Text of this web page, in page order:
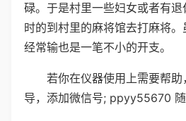
碌。于是村里一些妇女或者有
时的到村里的麻将馆去打麻将
经常输也是一笔不小的开支。
若你在仪器使用上需要帮
导，添加微信号; ppyy55670 随